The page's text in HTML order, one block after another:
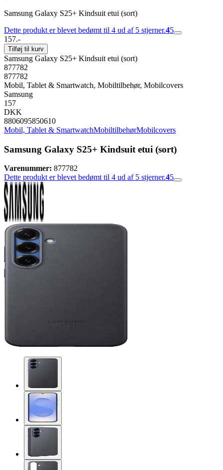
Samsung Galaxy S25+ Kindsuit etui (sort)
Dette produkt er blevet bedømt til 4 ud af 5 stjerner.45
157.-
Tilføj til kurv
Samsung Galaxy S25+ Kindsuit etui (sort)
877782
877782
Mobil, Tablet & Smartwatch, Mobiltilbehør, Mobilcovers
Samsung
157
DKK
8806095850610
Mobil, Tablet & SmartwatchMobiltilbehørMobilcovers
Samsung Galaxy S25+ Kindsuit etui (sort)
Varenummer: 877782
Dette produkt er blevet bedømt til 4 ud af 5 stjerner.45